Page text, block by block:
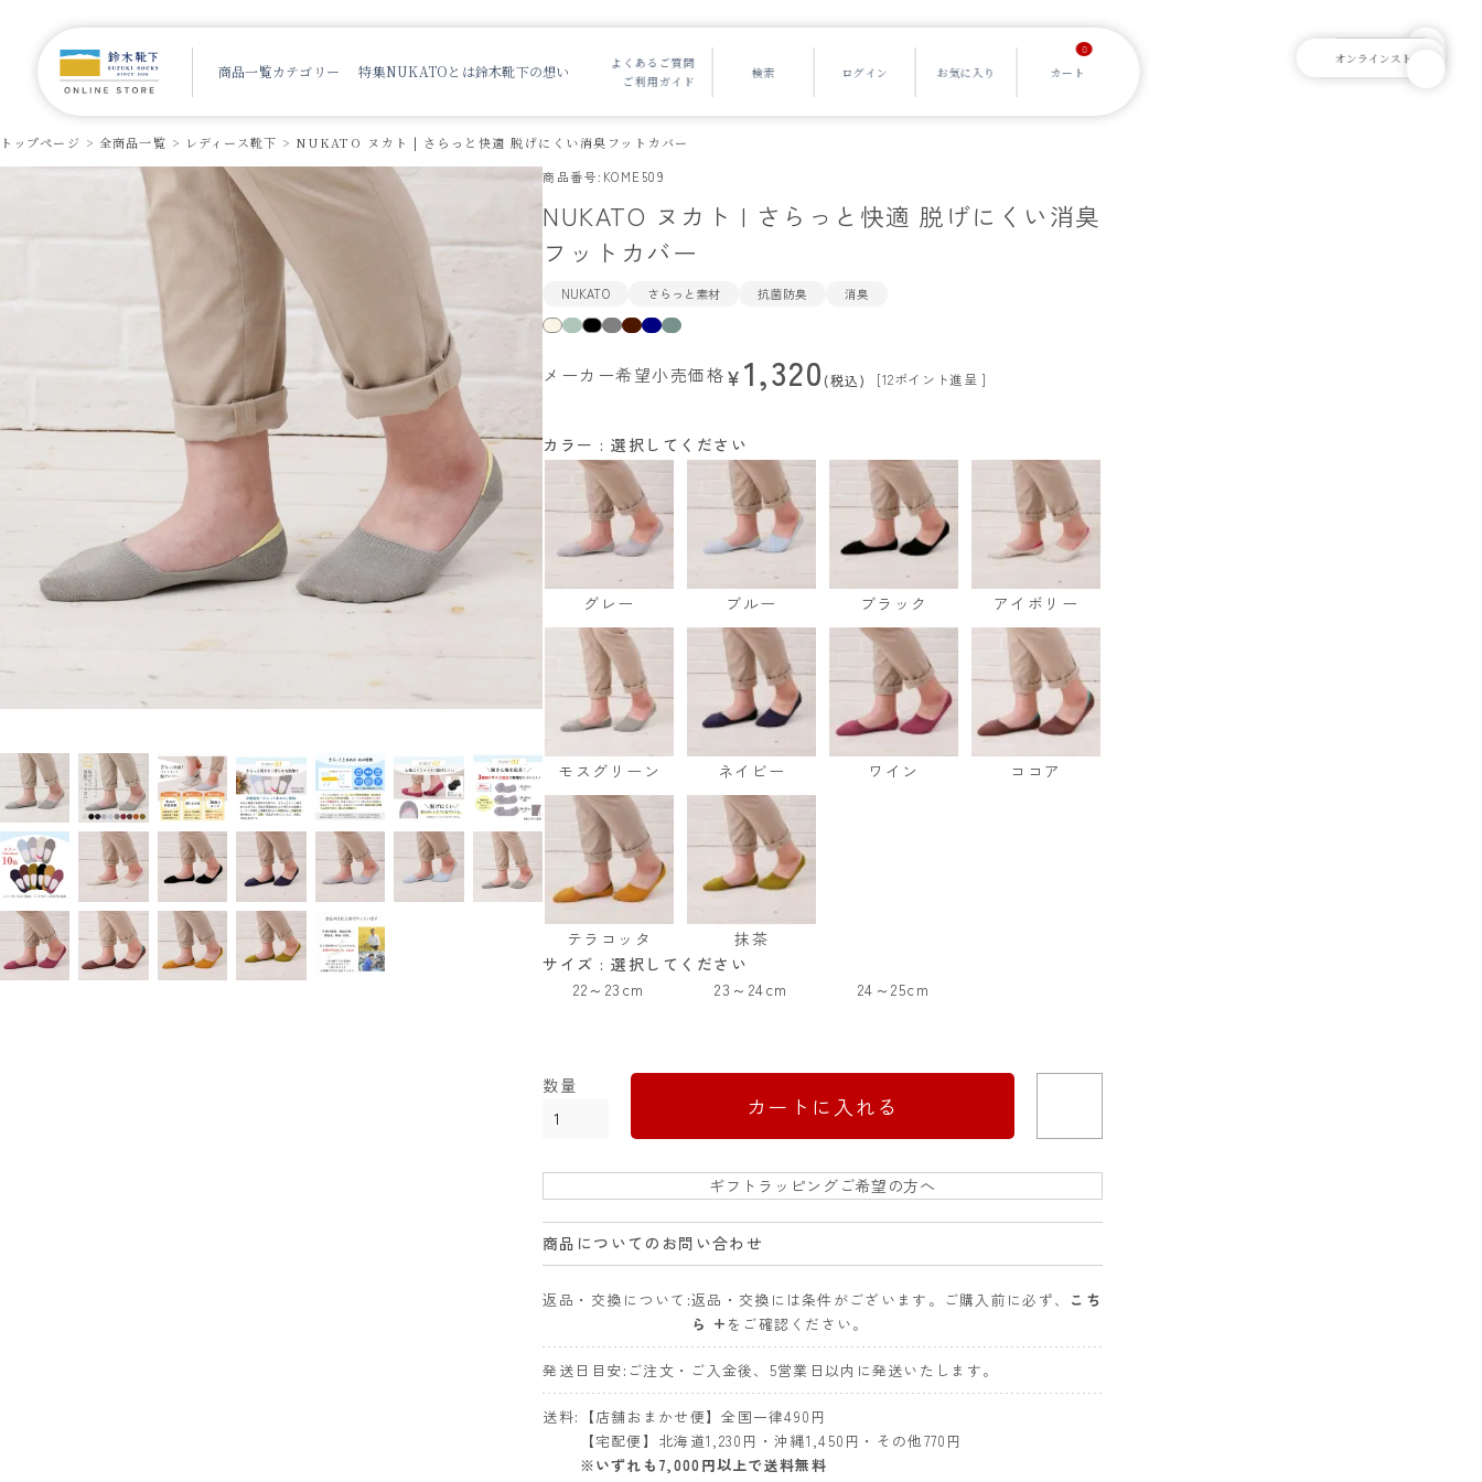
商品一覧カテゴリー 特集NUKATOとは鈴木靴下の想い
よくあるご質問
ご利用ガイド
0
トップページ 全商品一覧 レディース靴下
NUKATO ヌカト | さらっと快適 脱げにくい消臭フットカバー
商品番号 KOME509
NUKATO ヌカト | さらっと快適 脱げにくい消臭
フットカバー
NUKATO さらっと素材 抗菌防臭 消臭
メーカー希望小売価格¥1,320 税込 [12ポイント進呈 ]
サイズ
選択してください
22～23cm
23～24cm 24～25cm
カラー 選択してください
グレー ブルー ブラック アイボリー
モスグリーン ネイビー ワイン ココア
テラコッタ 抹茶
カートに入れる
ギフトラッピングご希望の方へ
商品についてのお問い合わせ
返品・交換について 返品・交換には条件がございます。ご購入前に必ず、 こち
ら + をご確認ください。
発送日目安 ご注文・ご入金後、5営業日以内に発送いたします。
送料
【店舗おまかせ便】全国一律490円
【宅配便】北海道1,230円・沖縄1,450円・その他770円
※いずれも7,000円以上で送料無料